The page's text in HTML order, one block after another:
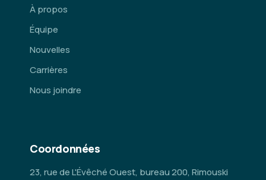
À propos
Équipe
Nouvelles
Carrières
Nous joindre
Coordonnées
23, rue de L'Évêché Ouest, bureau 200, Rimouski